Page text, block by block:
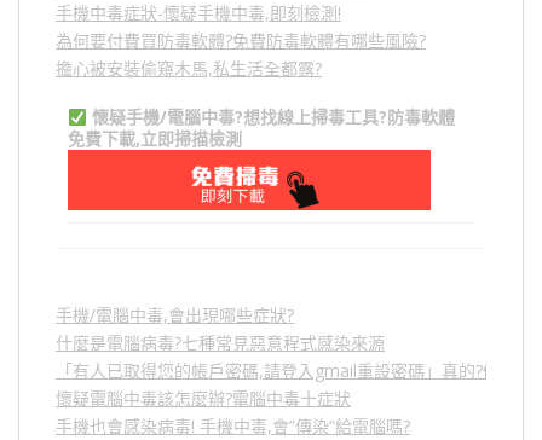
手機中毒症狀-懷疑手機中毒,即刻檢測!
為何要付費買防毒軟體?免費防毒軟體有哪些風險?
擔心被安裝偷窺木馬,私生活全都露?
懷疑手機/電腦中毒?想找線上掃毒工具?防毒軟體
免費下載,立即掃描檢測
手機/電腦中毒,會出現哪些症狀?
什麼是電腦病毒?七種常見惡意程式感染來源
「有人已取得您的帳戶密碼,請登入gmail重設密碼」真的?假的?5
懷疑電腦中毒該怎麼辦?電腦中毒十症狀
手機也會感染病毒! 手機中毒,會”傳染”給電腦嗎?